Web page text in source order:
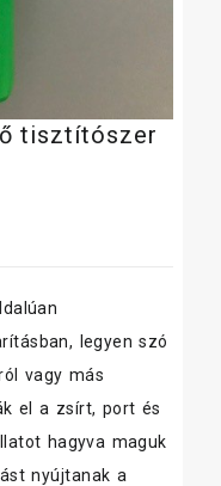
tisztítószer
legyen szó
vagy más
el a zsírt, port és
hagyva maguk
nyújtanak a